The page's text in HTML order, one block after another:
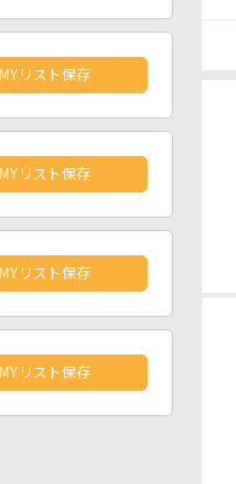
MYリスト保存
MYリスト保存
MYリスト保存
MYリスト保存